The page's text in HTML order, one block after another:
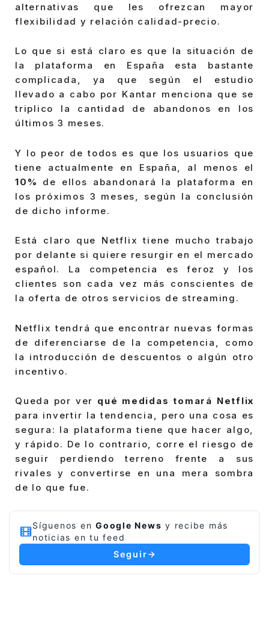
alternativas que les ofrezcan mayor
flexibilidad y relación calidad-precio.
Lo que si está claro es que la situación de
la plataforma en España esta bastante
complicada, ya que según el estudio
llevado a cabo por Kantar menciona que se
triplico la cantidad de abandonos en los
últimos 3 meses.
Y lo peor de todos es que los usuarios que
tiene actualmente en España, al menos el
10%
de ellos abandonará la plataforma en
los próximos 3 meses, según la conclusión
de dicho informe.
Está claro que Netflix tiene mucho trabajo
por delante si quiere resurgir en el mercado
español. La competencia es feroz y los
clientes son cada vez más conscientes de
la oferta de otros servicios de streaming.
Netflix tendrá que encontrar nuevas formas
de diferenciarse de la competencia, como
la introducción de descuentos o algún otro
incentivo.
Queda por ver qué medidas tomará Netflix
para invertir la tendencia, pero una cosa es
segura: la plataforma tiene que hacer algo,
y rápido. De lo contrario, corre el riesgo de
seguir perdiendo terreno frente a sus
rivales y convertirse en una mera sombra
de lo que fue.
Síguenos en Google News y recibe más
noticias en tu feed
Seguir